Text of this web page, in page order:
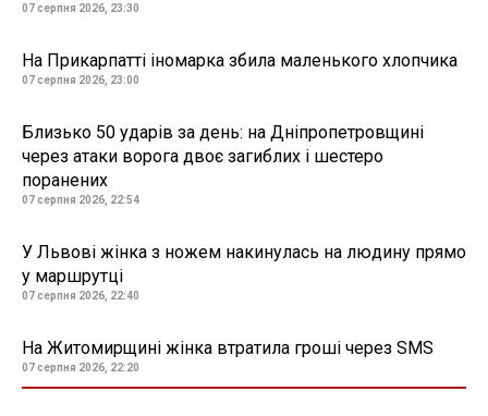
07 серпня 2026, 23:30
На Прикарпатті іномарка збила маленького хлопчика
07 серпня 2026, 23:00
Близько 50 ударів за день: на Дніпропетровщині
через атаки ворога двоє загиблих і шестеро
поранених
07 серпня 2026, 22:54
У Львові жінка з ножем накинулась на людину прямо
у маршрутці
07 серпня 2026, 22:40
На Житомирщині жінка втратила гроші через SMS
07 серпня 2026, 22:20